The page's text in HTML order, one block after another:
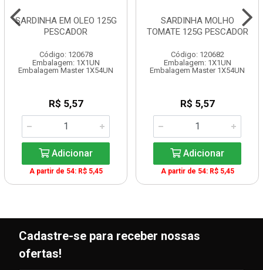
SARDINHA EM OLEO 125G
PESCADOR
Código: 120678
Embalagem: 1X1UN
Embalagem Master 1X54UN
R$ 5,57
Adicionar
A partir de 54: R$ 5,45
SARDINHA MOLHO
TOMATE 125G PESCADOR
Código: 120682
Embalagem: 1X1UN
Embalagem Master 1X54UN
R$ 5,57
Adicionar
A partir de 54: R$ 5,45
Cadastre-se para receber nossas
ofertas!